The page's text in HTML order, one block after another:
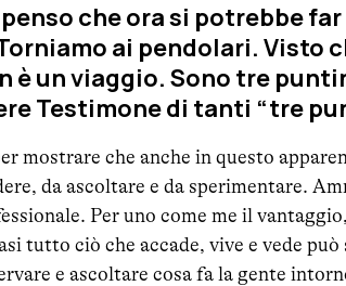
penso che ora si potrebbe
ai pendolari. Visto
è un viaggio. Sono tre
Testimone di tanti “tre
mostrare che anche in questo
da ascoltare e da sperimentare.
Per uno come me il
tutto ciò che accade, vive e vede
e ascoltare cosa fa la gente